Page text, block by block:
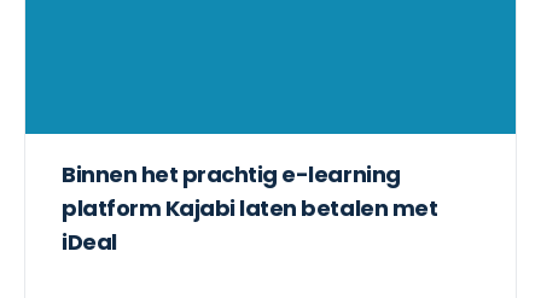
Binnen het prachtig e-learning
platform Kajabi laten betalen met
iDeal